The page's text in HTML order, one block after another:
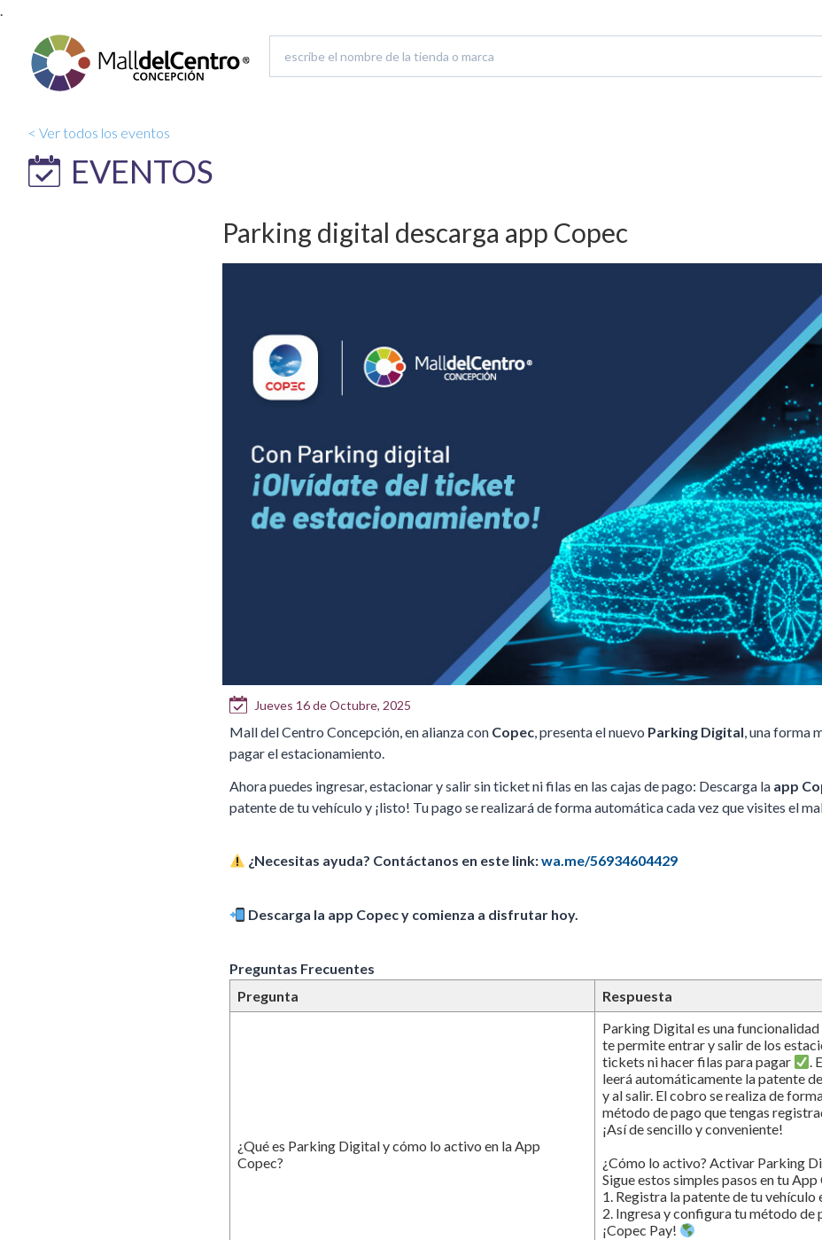
.
< Ver todos los eventos
EVENTOS
Parking digital descarga app Copec
Jueves 16 de Octubre, 2025
Mall del Centro Concepción, en alianza con Copec, presenta el nuevo Parking Digital, una forma
pagar el estacionamiento.
Ahora puedes ingresar, estacionar y salir sin ticket ni filas en las cajas de pago: Descarga la app
patente de tu vehículo y ¡listo! Tu pago se realizará de forma automática cada vez que visites el
¿Necesitas ayuda? Contáctanos en este link:wa.me/56934604429
Descarga la app Copec y comienza a disfrutar hoy.
Preguntas Frecuentes
Pregunta
Respuesta
¿Qué es Parking Digital y cómo lo activo en la App
Copec?
Parking Digital es una
te permite entrar y salir de los
tickets ni hacer filas para pagar
.
leerá automáticamente la patente
y al salir. El cobro se realiza de
método de pago que tengas
¡Así de sencillo y conveniente!
¿Cómo lo activo? Activar Parking
Sigue estos simples pasos en tu App
1. Registra la patente de tu vehículo
2. Ingresa y configura tu método
¡Copec Pay!